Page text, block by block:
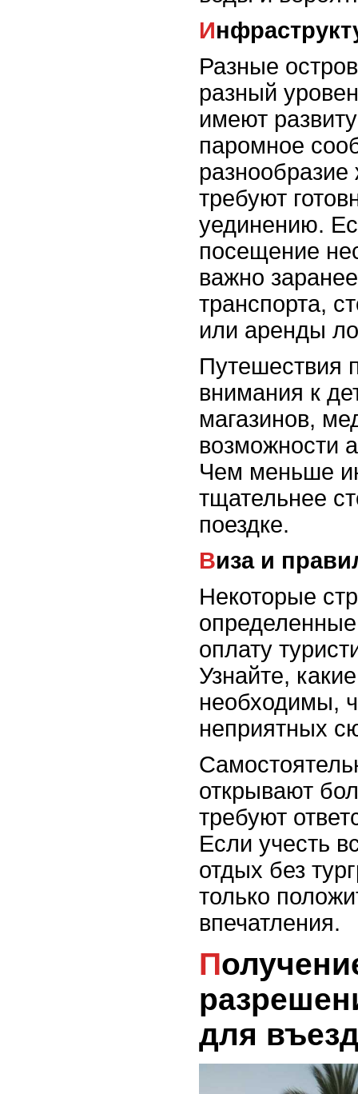
Разные
разный
имеют
паромное
требуют
уединению.
посещение
важно
транспорта,
или аренды
Путешествия
внимания к
магазинов,
возможности
Чем меньше
тщательнее
поездке.
Виза и
Некоторые
оплату
Узнайте,
необходимы,
неприятных
открывают
требуют
Если учесть
отдых без
только
впечатления.
Получение виз и
для